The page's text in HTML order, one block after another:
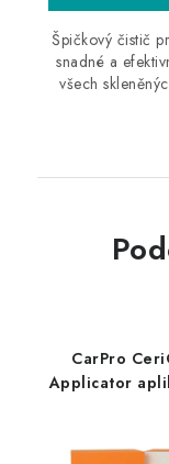
Špičkový čistič
snadné a
všech
CarPro
Applicator